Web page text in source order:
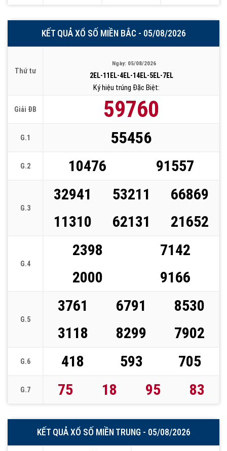
KẾT QUẢ XỔ SỐ MIỀN BẮC - 05/08/2026
Thứ tư
Ngày: 05/08/2026
2EL-11EL-4EL-14EL-5EL-7EL
Ký hiệu trúng Đặc Biệt:
Giải ĐB 59760
G.1 55456
G.2 10476 91557
G.3
32941 53211
66869
11310
62131 21652
G.4
2398
7142
2000
9166
G.5
3761 6791
8530
3118
8299 7902
G.6 418 593 705
G.7 75 18 95 83
KẾT QUẢ XỔ SỐ MIỀN TRUNG - 05/08/2026